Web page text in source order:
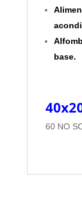
base.
60 NO